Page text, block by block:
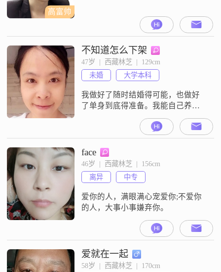
高富帅
不知道怎么下架
47岁  |  西藏林芝  |  129cm
未婚
大学本科
我做好了随时结婚得可能，也做好
了单身到底得准备。我能自己养活
自己，想去哪旅行就去哪旅行，把
你们的豢养行为让给更需要的人。
我挑剔，婚姻大事不挑剔就是对彼
此的不负责。我希望你还未婚，不
缺胳膊少腿，五官和头发也都还
在。实在是因为前妻作妖不珍惜换
我来，也不是不可以，希望你还能
爱，具备爱的能力。出车祸之前，
我是一上市公司设计部主
face
46岁  |  西藏林芝  |  156cm
离异
中专
爱你的人，满眼满心宠爱你;不爱你
的人，大事小事嫌弃你。
爱就在一起
58岁  |  西藏林芝  |  170cm